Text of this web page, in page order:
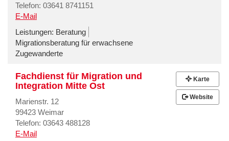
Telefon: 03641 8741151
E-Mail
Leistungen: Beratung
Migrationsberatung für erwachsene
Zugewanderte
Fachdienst für Migration und
Integration Mitte Ost
Marienstr. 12
99423 Weimar
Telefon: 03643 488128
E-Mail
Karte
Website